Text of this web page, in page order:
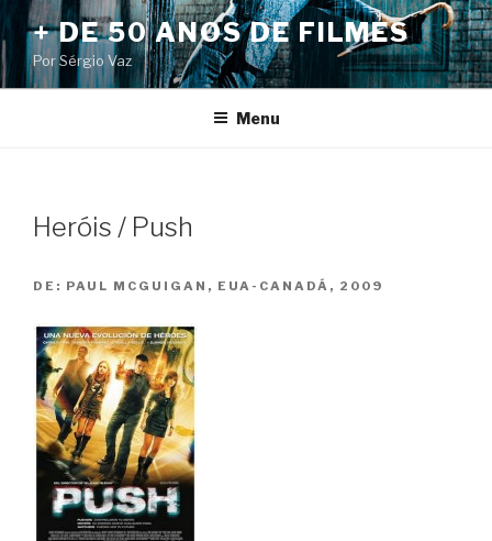
Pular
para
o
conteúdo
+ DE 50 ANOS DE FILMES
Por Sérgio Vaz
Menu
Heróis / Push
DE: PAUL MCGUIGAN, EUA-CANADÁ, 2009